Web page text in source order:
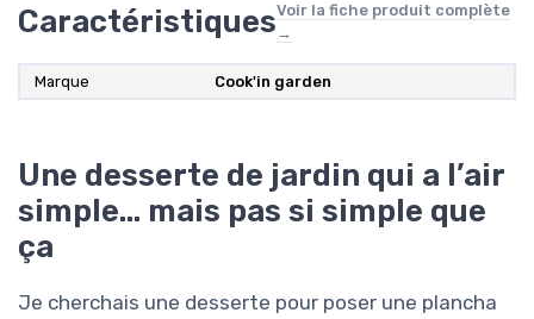
CaractéristiquesVoir la fiche produit complète
→
Marque Cook'in garden
Une desserte de jardin qui a l’air
simple… mais pas si simple que
ça
Je cherchais une desserte pour poser une plancha